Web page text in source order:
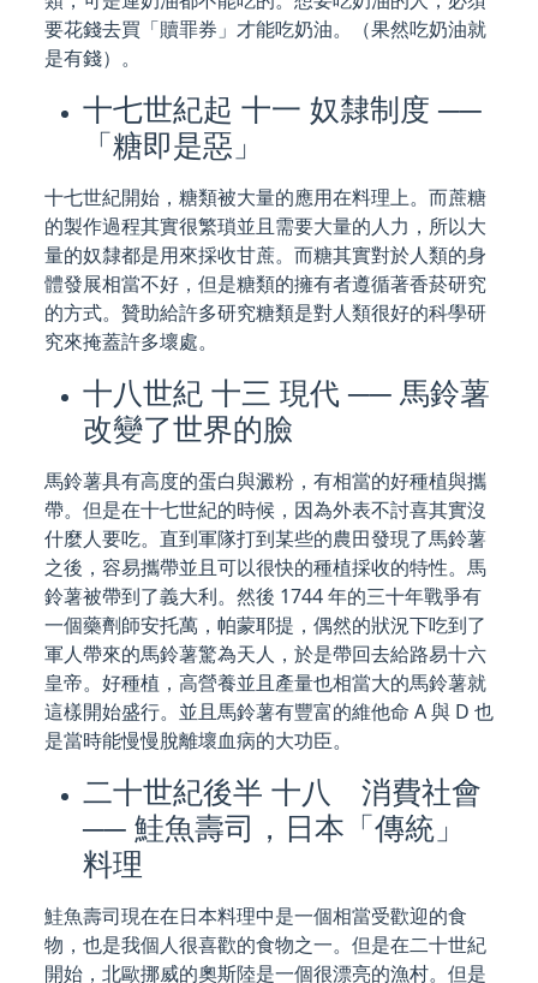
要花錢去買「贖罪券」才能吃奶油。（果然吃奶油就
是有錢）。
十七世紀起 十一 奴隸制度 ──
「糖即是惡」
十七世紀開始，糖類被大量的應用在料理上。而蔗糖
的製作過程其實很繁瑣並且需要大量的人力，所以大
量的奴隸都是用來採收甘蔗。而糖其實對於人類的身
體發展相當不好，但是糖類的擁有者遵循著香菸研究
的方式。贊助給許多研究糖類是對人類很好的科學研
究來掩蓋許多壞處。
十八世紀 十三 現代 ── 馬鈴薯
改變了世界的臉
馬鈴薯具有高度的蛋白與澱粉，有相當的好種植與攜
帶。但是在十七世紀的時候，因為外表不討喜其實沒
什麼人要吃。直到軍隊打到某些的農田發現了馬鈴薯
之後，容易攜帶並且可以很快的種植採收的特性。馬
鈴薯被帶到了義大利。然後 1744 年的三十年戰爭有
一個藥劑師安托萬，帕蒙耶提，偶然的狀況下吃到了
軍人帶來的馬鈴薯驚為天人，於是帶回去給路易十六
皇帝。好種植，高營養並且產量也相當大的馬鈴薯就
這樣開始盛行。並且馬鈴薯有豐富的維他命 A 與 D 也
是當時能慢慢脫離壞血病的大功臣。
二十世紀後半 十八 消費社會
── 鮭魚壽司，日本「傳統」
料理
鮭魚壽司現在在日本料理中是一個相當受歡迎的食
物，也是我個人很喜歡的食物之一。但是在二十世紀
開始，北歐挪威的奧斯陸是一個很漂亮的漁村。但是